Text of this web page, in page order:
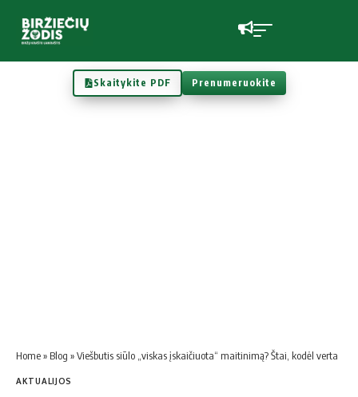
Skaitykite PDF Prenumeruokite
Home» Blog »Viešbutis siūlo „viskas įskaičiuota“ maitinimą? Štai, kodėl verta
AKTUALIJOS